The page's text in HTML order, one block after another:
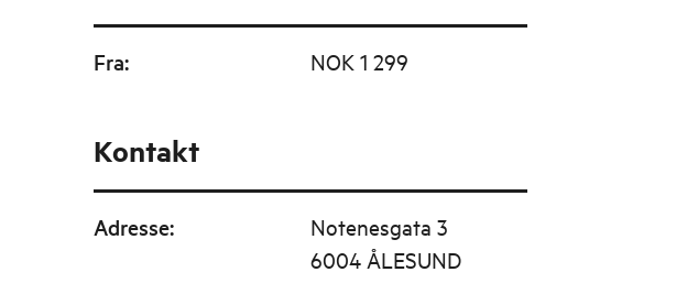
Fra: NOK 1 299
Kontakt
Adresse:
Notenesgata 3
6004 ÅLESUND